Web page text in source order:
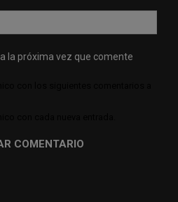
la próxima vez que comente